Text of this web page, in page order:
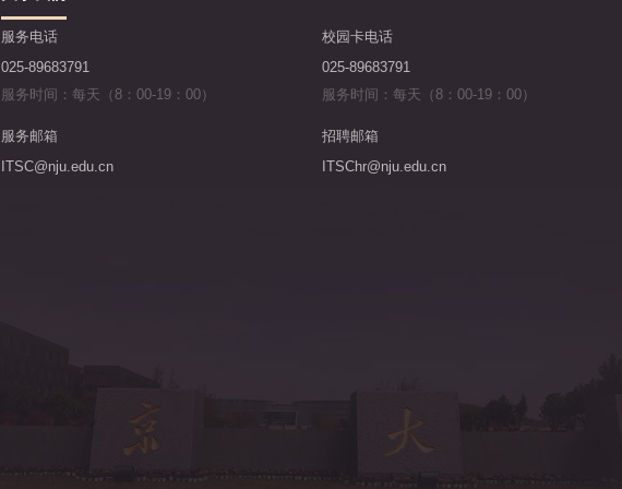
服务电话
025-89683791
服务时间：每天（8：00-19：00）
校园卡电话
025-89683791
服务时间：每天（8：00-19：00）
服务邮箱
ITSC@nju.edu.cn
招聘邮箱
ITSChr@nju.edu.cn